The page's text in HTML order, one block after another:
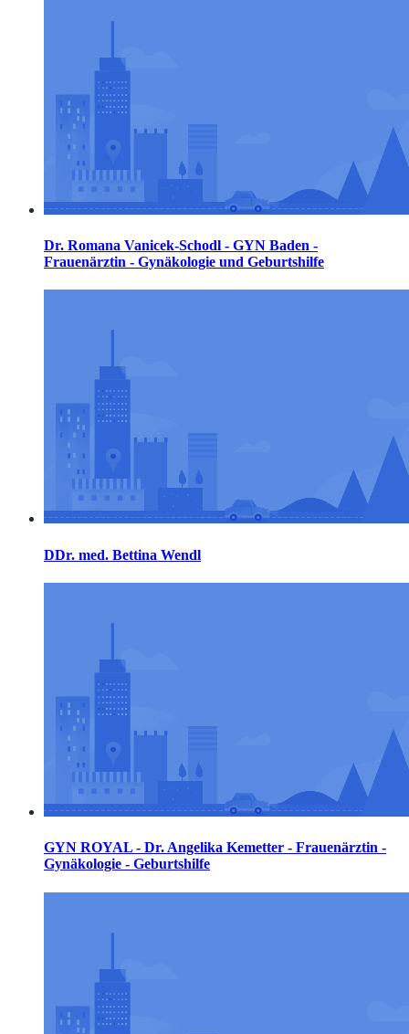
Dr. Romana Vanicek-Schodl - GYN Baden -
Frauenärztin - Gynäkologie und Geburtshilfe
DDr. med. Bettina Wendl
GYN ROYAL - Dr. Angelika Kemetter - Frauenärztin -
Gynäkologie - Geburtshilfe